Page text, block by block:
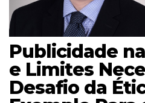
Publicidade
e Limites
Desafio da